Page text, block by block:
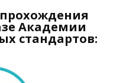
Академии
стандартов: